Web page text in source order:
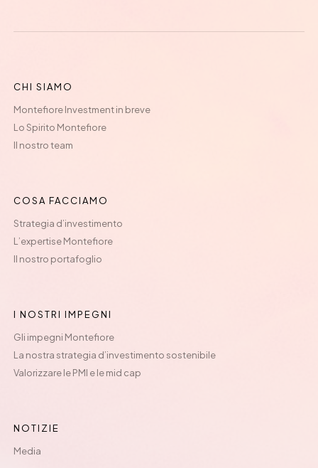
CHI SIAMO
Montefiore Investment in breve
Lo Spirito Montefiore
Il nostro team
COSA FACCIAMO
Strategia d’investimento
L’expertise Montefiore
Il nostro portafoglio
I NOSTRI IMPEGNI
Gli impegni Montefiore
La nostra strategia d’investimento sostenibile
Valorizzare le PMI e le mid cap
NOTIZIE
Media